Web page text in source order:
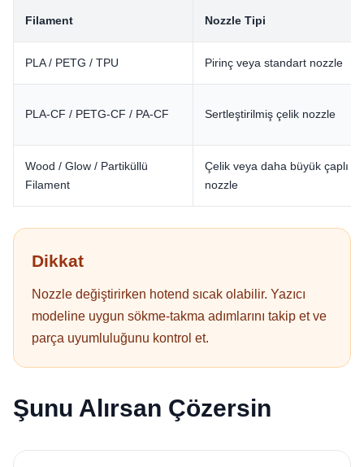
Filament Nozzle Tipi
PLA / PETG / TPU Pirinç veya standart nozzle
PLA-CF / PETG-CF / PA-CF Sertleştirilmiş çelik nozzle
Wood / Glow / Partiküllü
Filament
Çelik veya daha büyük çaplı
nozzle
Dikkat
Nozzle değiştirirken hotend sıcak olabilir. Yazıcı
modeline uygun sökme-takma adımlarını takip et ve
parça uyumluluğunu kontrol et.
Şunu Alırsan Çözersin